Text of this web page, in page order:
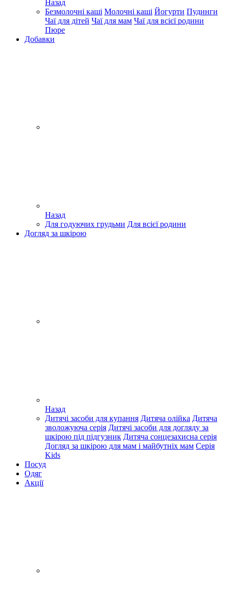
Назад
Безмолочні каші Молочні каші Йогурти Пудинги
Чаї для дітей Чаї для мам Чаї для всієї родини
Пюре
Добавки
Назад
Для годуючих грудьми Для всієї родини
Догляд за шкірою
Назад
Дитячі засоби для купання Дитяча олійка Дитяча
зволожуюча серія Дитячі засоби для догляду за
шкірою під підгузник Дитяча сонцезахисна серія
Догляд за шкірою для мам і майбутніх мам Серія
Kids
Посуд
Одяг
Акції